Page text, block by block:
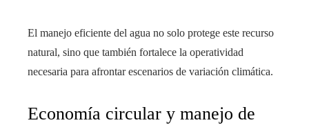
El manejo eficiente del agua no solo protege este recurso
natural, sino que también fortalece la operatividad
necesaria para afrontar escenarios de variación climática.
Economía circular y manejo de